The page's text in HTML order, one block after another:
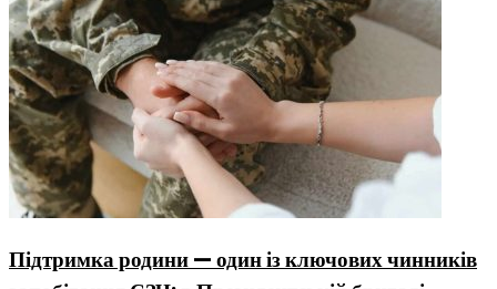
Підтримка родини — один із ключових чинників